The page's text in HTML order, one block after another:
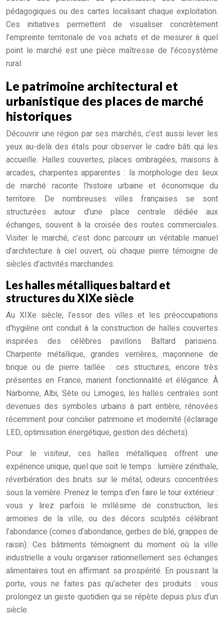
pédagogiques ou des cartes localisant chaque exploitation.
Ces initiatives permettent de visualiser concrètement
l’empreinte territoriale de vos achats et de mesurer à quel
point le marché est une pièce maîtresse de l’écosystème
rural.
Le patrimoine architectural et
urbanistique des places de marché
historiques
Découvrir une région par ses marchés, c’est aussi lever les
yeux au-delà des étals pour observer le cadre bâti qui les
accueille. Halles couvertes, places ombragées, maisons à
arcades, charpentes apparentes : la morphologie des lieux
de marché raconte l’histoire urbaine et économique du
territoire. De nombreuses villes françaises se sont
structurées autour d’une place centrale dédiée aux
échanges, souvent à la croisée des routes commerciales.
Visiter le marché, c’est donc parcourir un véritable manuel
d’architecture à ciel ouvert, où chaque pierre témoigne de
siècles d’activités marchandes.
Les halles métalliques baltard et
structures du XIXe siècle
Au XIXe siècle, l’essor des villes et les préoccupations
d’hygiène ont conduit à la construction de halles couvertes
inspirées des célèbres pavillons Baltard parisiens.
Charpente métallique, grandes verrières, maçonnerie de
brique ou de pierre taillée : ces structures, encore très
présentes en France, marient fonctionnalité et élégance. À
Narbonne, Albi, Sète ou Limoges, les halles centrales sont
devenues des symboles urbains à part entière, rénovées
récemment pour concilier patrimoine et modernité (éclairage
LED, optimisation énergétique, gestion des déchets).
Pour le visiteur, ces halles métalliques offrent une
expérience unique, quel que soit le temps : lumière zénithale,
réverbération des bruits sur le métal, odeurs concentrées
sous la verrière. Prenez le temps d’en faire le tour extérieur :
vous y lirez parfois le millésime de construction, les
armoiries de la ville, ou des décors sculptés célébrant
l’abondance (cornes d’abondance, gerbes de blé, grappes de
raisin). Ces bâtiments témoignent du moment où la ville
industrielle a voulu organiser rationnellement ses échanges
alimentaires tout en affirmant sa prospérité. En poussant la
porte, vous ne faites pas qu’acheter des produits : vous
prolongez un geste quotidien qui se répète depuis plus d’un
siècle.